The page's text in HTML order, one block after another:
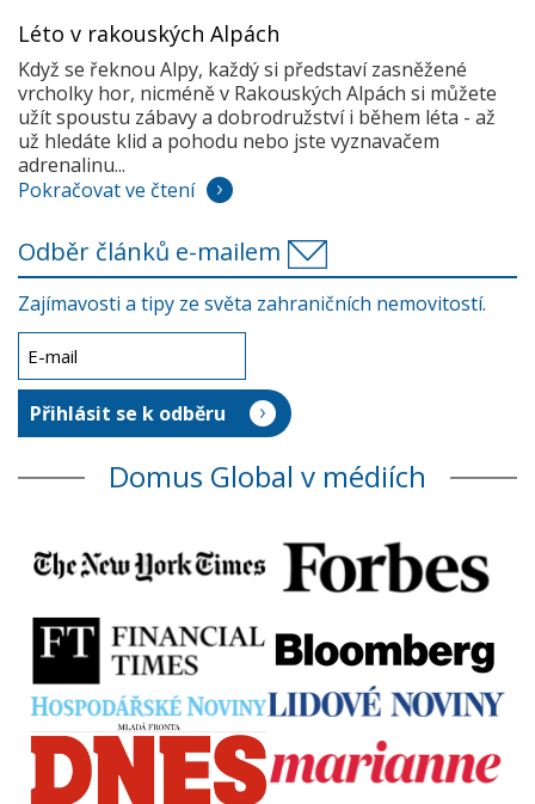
Léto v rakouských Alpách
Když se řeknou Alpy, každý si představí zasněžené
vrcholky hor, nicméně v Rakouských Alpách si můžete
užít spoustu zábavy a dobrodružství i během léta - až
už hledáte klid a pohodu nebo jste vyznavačem
adrenalinu...
Pokračovat ve čtení
Odběr článků e-mailem
Zajímavosti a tipy ze světa zahraničních nemovitostí.
Domus Global v médiích